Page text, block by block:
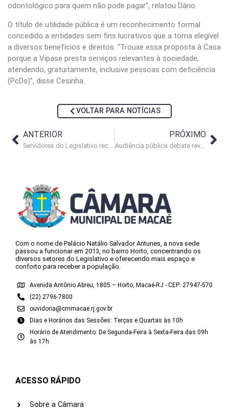
odontológico para quem não pode pagar”, relatou Dário.
O título de utilidade pública é um reconhecimento formal
concedido a entidades sem fins lucrativos que a torna elegível
a diversos benefícios e direitos. “Trouxe essa proposta à Casa
porque a Vipase presta serviços relevantes à sociedade,
atendendo, gratuitamente, inclusive pessoas com deficiência
(PcDs)”, disse Cesinha.
VOLTAR PARA NOTÍCIAS
ANTERIOR
Servidores do Legislativo recebem vacina contra a gripe
PRÓXIMO
Audiência pública debate revitalização do Centro de Macaé
Com o nome de Palácio Natálio Salvador Antunes, a nova sede
passou a funcionar em 2013, no bairro Horto, concentrando os
diversos setores do Legislativo e oferecendo mais espaço e
conforto para receber a população.
Avenida Antônio Abreu, 1805 – Horto, Macaé-RJ - CEP: 27947-570
(22) 2796-7800
ouvidoria@cmmacae.rj.gov.br
Dias e Horários das Sessões: Terças e Quartas às 10h
Horário de Atendimento: De Segunda-Feira à Sexta-Feira das 09h
às 17h
ACESSO RÁPIDO
Sobre a Câmara